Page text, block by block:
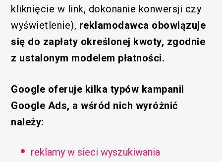
kliknięcie w link, dokonanie konwersji czy
wyświetlenie), reklamodawca obowiązuje
się do zapłaty określonej kwoty, zgodnie
z ustalonym modelem płatności.
Google oferuje kilka typów kampanii
Google Ads, a wśród nich wyróżnić
należy:
reklamy w sieci wyszukiwania